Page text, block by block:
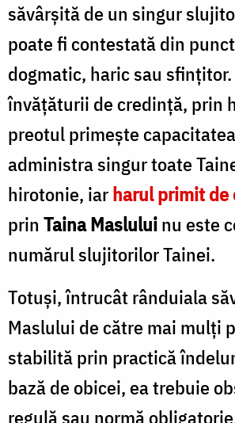
săvârșită de un singur
poate fi contestată din
dogmatic, haric sau
învățăturii de credință, prin
preotul primește
administra singur toate
hirotonie, iarharul primit de
prin Taina Masluluinu este
numărul slujitorilor Tainei.
Totuși, întrucât rânduiala
Maslului de către mai mulți
stabilită prin practică
bază de obicei, ea trebuie
regulă sau normă